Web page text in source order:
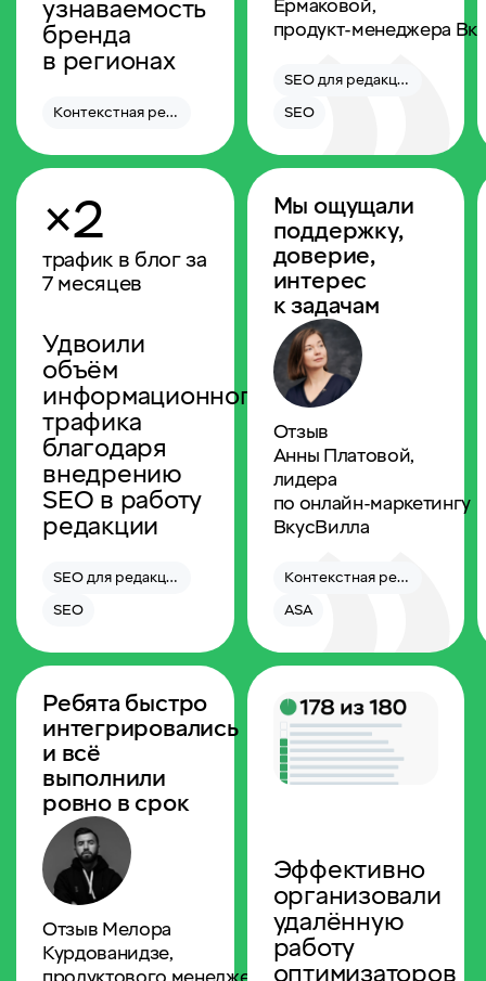
узнаваемость
бренда
в регионах
Контекстная реклама
Ермаковой,
продукт‑менеджера
SEO для редакции
SEO
×2
трафик в блог за
7 месяцев
Удвоили
объём
информационного
трафика
благодаря
внедрению
SEО в работу
редакции
SEO для редакции
SEO
Мы ощущали
поддержку,
доверие,
интерес
к задачам
Отзыв
Анны Платовой,
лидера
по онлайн‑маркетингу
ВкусВилла
Контекстная реклама
ASA
Ребята быстро
интегрировались
и всё
выполнили
ровно в срок
Отзыв Мелора
Курдованидзе,
Эффективно
организовали
удалённую
работу
оптимизаторов